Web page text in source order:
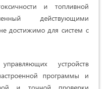
и топливной
действующими
достижимо для систем с
устройств
программы и
и точной проверки